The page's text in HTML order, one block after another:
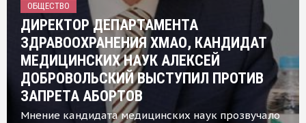
ОБЩЕСТВО
ДИРЕКТОР ДЕПАРТАМЕНТА
ЗДРАВООХРАНЕНИЯ ХМАО, КАНДИДАТ
МЕДИЦИНСКИХ НАУК АЛЕКСЕЙ
ДОБРОВОЛЬСКИЙ ВЫСТУПИЛ ПРОТИВ
ЗАПРЕТА АБОРТОВ
Мнение кандидата медицинских наук прозвучало